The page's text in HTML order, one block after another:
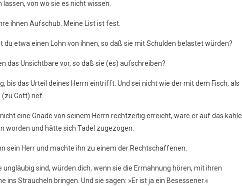
von wo sie es nicht wissen.
ihnen Aufschub. Meine List ist fest.
du etwa einen Lohn von ihnen, so daß sie mit Schulden belastet würden?
das Unsichtbare vor, so daß sie (es) aufschreiben?
bis das Urteil deines Herrn eintrifft. Und sei nicht wie der mit dem Fisch, als
(zu Gott) rief.
eine Gnade von seinem Herrn rechtzeitig erreicht, wäre er auf das kahle
worden und hätte sich Tadel zugezogen.
sein Herr und machte ihn zu einem der Rechtschaffenen.
ungläubig sind, würden dich, wenn sie die Ermahnung hören, mit ihren
ins Straucheln bringen. Und sie sagen: »Er ist ja ein Besessener.«